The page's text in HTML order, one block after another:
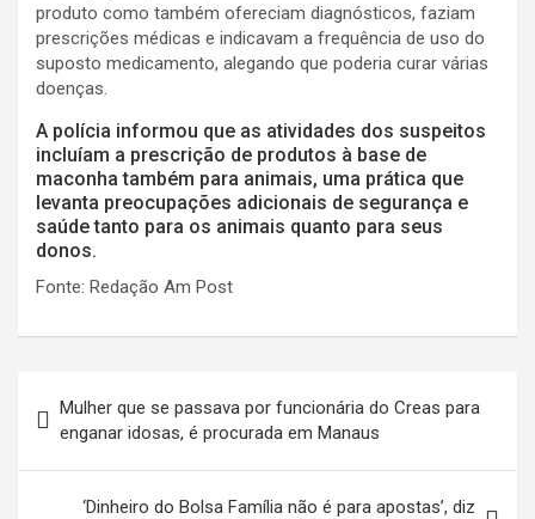
produto como também ofereciam diagnósticos, faziam
prescrições médicas e indicavam a frequência de uso do
suposto medicamento, alegando que poderia curar várias
doenças.
A polícia informou que as atividades dos suspeitos
incluíam a prescrição de produtos à base de
maconha também para animais, uma prática que
levanta preocupações adicionais de segurança e
saúde tanto para os animais quanto para seus
donos.
Fonte: Redação Am Post
de
Post
Mulher que se passava por funcionária do Creas para
enganar idosas, é procurada em Manaus
‘Dinheiro do Bolsa Família não é para apostas’, diz